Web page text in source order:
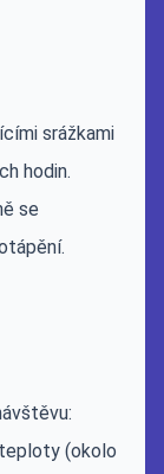
srážkami
hodin.
se
(okolo